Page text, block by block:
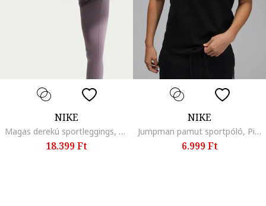
NIKE
Magas derekú sportleggings, Púderlila
18.399 Ft
NIKE
Jumpman pamut sportpóló, Piros/Fekete
6.999 Ft